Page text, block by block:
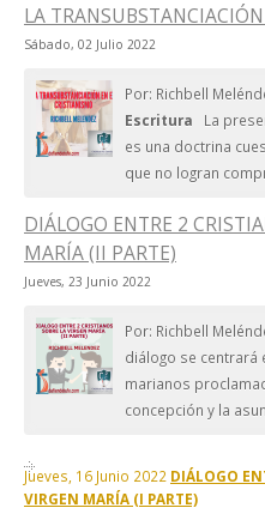
LA
Sábado, 02 Julio 2022
Por: Richbell
Escritura La
es una doctrina
que no logran
DIÁLOGO ENTRE 2
MARÍA (II PARTE)
Jueves, 23 Junio 2022
Por: Richbell
diálogo se centrará
marianos
concepción y la
Jueves, 16 Junio 2022 DIÁLOGO
VIRGEN MARÍA (I PARTE)